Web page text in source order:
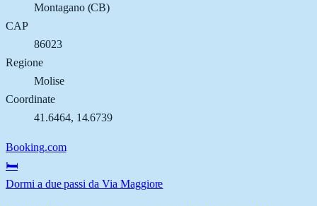
Montagano(CB)
CAP
86023
Regione
Molise
Coordinate
41.6464, 14.6739
Booking.com
🛏️
Dormi a due passi da Via Maggiore